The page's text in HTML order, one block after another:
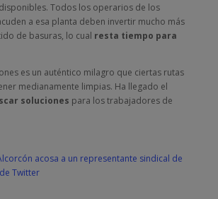
Todos los operarios de los
a esa planta deben invertir mucho más
de basuras, lo cual resta tiempo para
es un auténtico milagro que ciertas rutas
medianamente limpias. Ha llegado el
soluciones para los trabajadores de